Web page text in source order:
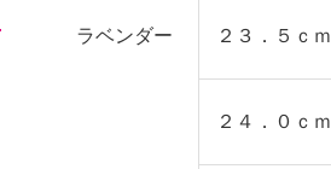
ラベンダー ２３．５ｃｍ
２４．０ｃｍ